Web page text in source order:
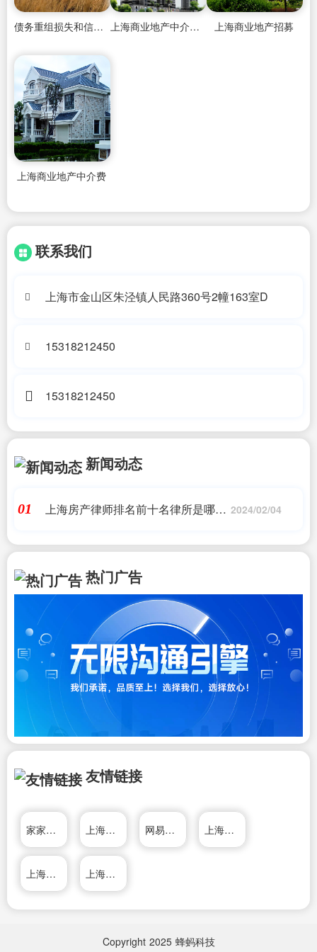
债务重组损失和信用减值损失 上海商业地产中介公司 上海商业地产招募
上海商业地产中介费
联系我们
上海市金山区朱泾镇人民路360号2幢163室D
15318212450
15318212450
新闻动态
01
上海房产律师排名前十名律所是哪家
师事务所”“上海市优秀律师事务所”
2024/02/04
热门广告
友情链接
家家顺房产网 上海推推99房产网 网易上海房产 上海远邦投资股份有限公司
上海一点点电子科技有限公司 上海搜房网房产新闻
Copyright 2025 蜂蚂科技